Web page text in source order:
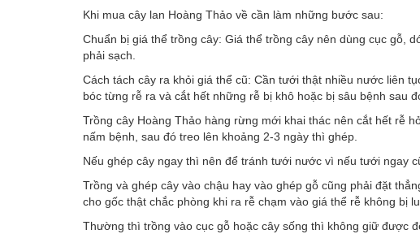
Khi mua cây lan Hoàng Thảo về cần làm những bước sau:
Chuẩn bị giá thể trồng cây: Giá thể trồng cây nên dùng cục gỗ,
phải sạch.
Cách tách cây ra khỏi giá thể cũ: Cần tưới thật nhiều nước liên
bóc từng rễ ra và cắt hết những rễ bị khô hoặc bị sâu bệnh sau
Trồng cây Hoàng Thảo hàng rừng mới khai thác nên cắt hết rễ
nấm bệnh, sau đó treo lên khoảng 2-3 ngày thì ghép.
Nếu ghép cây ngay thì nên để tránh tưới nước vì nếu tưới ngay
Trồng và ghép cây vào chậu hay vào ghép gỗ cũng phải đặt
cho gốc thật chắc phòng khi ra rễ chạm vào giá thể rễ không bị
Thường thì trồng vào cục gỗ hoặc cây sống thì không giữ được